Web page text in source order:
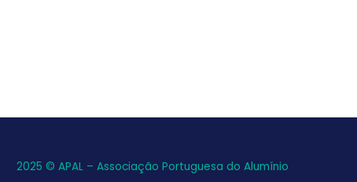
2025 © APAL – Associação Portuguesa do Alumínio